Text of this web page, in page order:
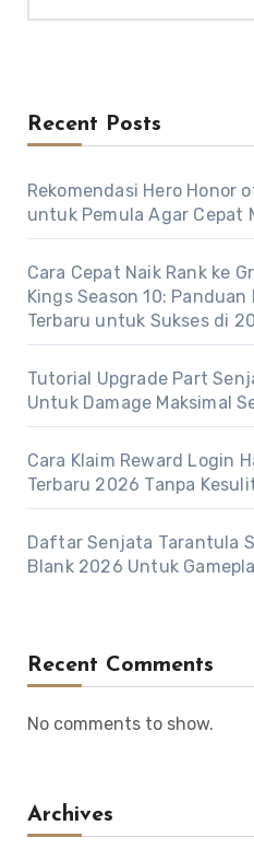
Recent Posts
Rekomendasi Hero Honor
untuk Pemula Agar Cepat
Cara Cepat Naik Rank ke
Kings Season 10:
Terbaru untuk Sukses di
Tutorial Upgrade Part
Untuk Damage Maksimal
Cara Klaim Reward Login
Terbaru 2026 Tanpa
Daftar Senjata Tarantula
Blank 2026 Untuk
Recent Comments
No comments to show.
Archives